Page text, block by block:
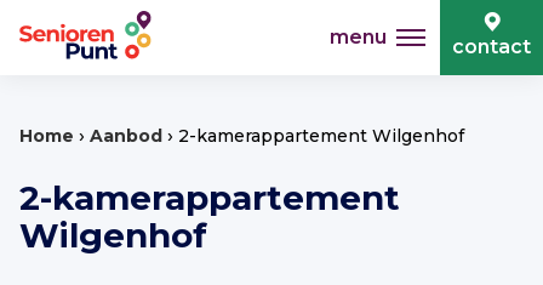
menu contact
Home › Aanbod › 2-kamerappartement Wilgenhof
2-kamerappartement
Wilgenhof